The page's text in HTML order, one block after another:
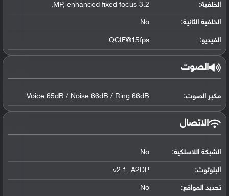
الخلفية: 3.2 MP, enhanced fixed focus,
الخلفية الثانية: No
الفيديو: QCIF@15fps
الصوت
مكبر الصوت: Voice 65dB / Noise 66dB / Ring 66dB
الاتصال
الشبكة اللاسلكية: No
البلوتوث:
v2.1, A2DP
تحديد المواقع:
No